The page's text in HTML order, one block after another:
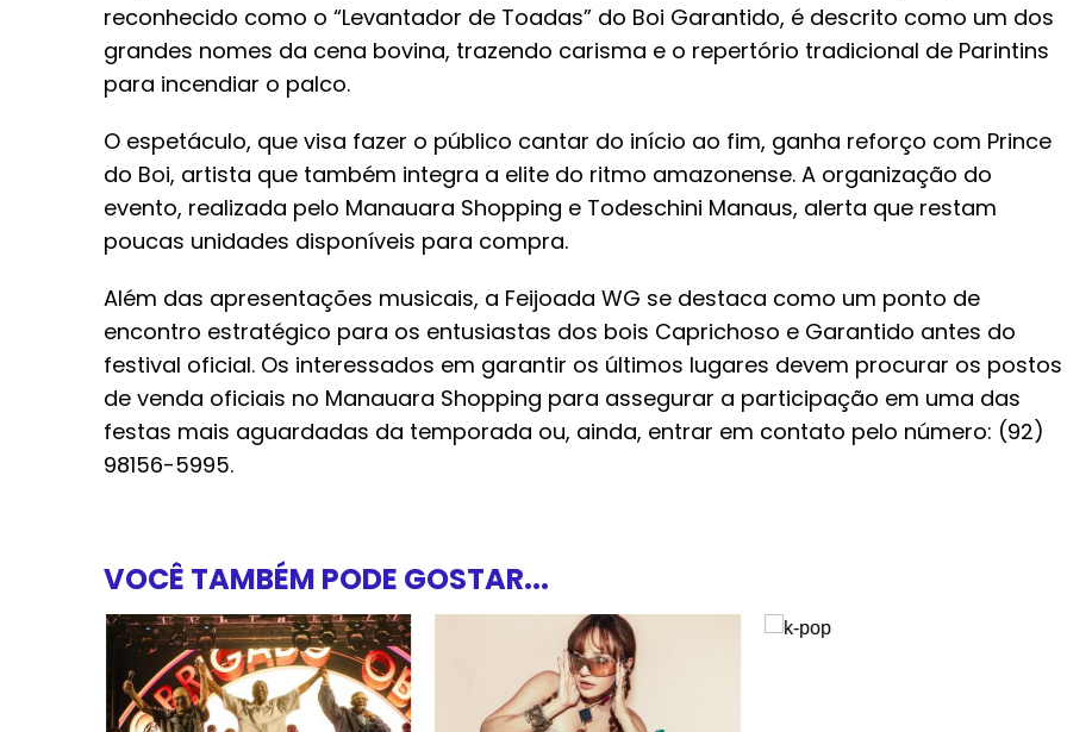
reconhecido como o “Levantador de Toadas” do Boi Garantido, é descrito como um dos
grandes nomes da cena bovina, trazendo carisma e o repertório tradicional de Parintins
para incendiar o palco.
O espetáculo, que visa fazer o público cantar do início ao fim, ganha reforço com Prince
do Boi, artista que também integra a elite do ritmo amazonense. A organização do
evento, realizada pelo Manauara Shopping e Todeschini Manaus, alerta que restam
poucas unidades disponíveis para compra.
Além das apresentações musicais, a Feijoada WG se destaca como um ponto de
encontro estratégico para os entusiastas dos bois Caprichoso e Garantido antes do
festival oficial. Os interessados em garantir os últimos lugares devem procurar os postos
de venda oficiais no Manauara Shopping para assegurar a participação em uma das
festas mais aguardadas da temporada ou, ainda, entrar em contato pelo número: (92)
98156-5995.
VOCÊ TAMBÉM PODE GOSTAR...